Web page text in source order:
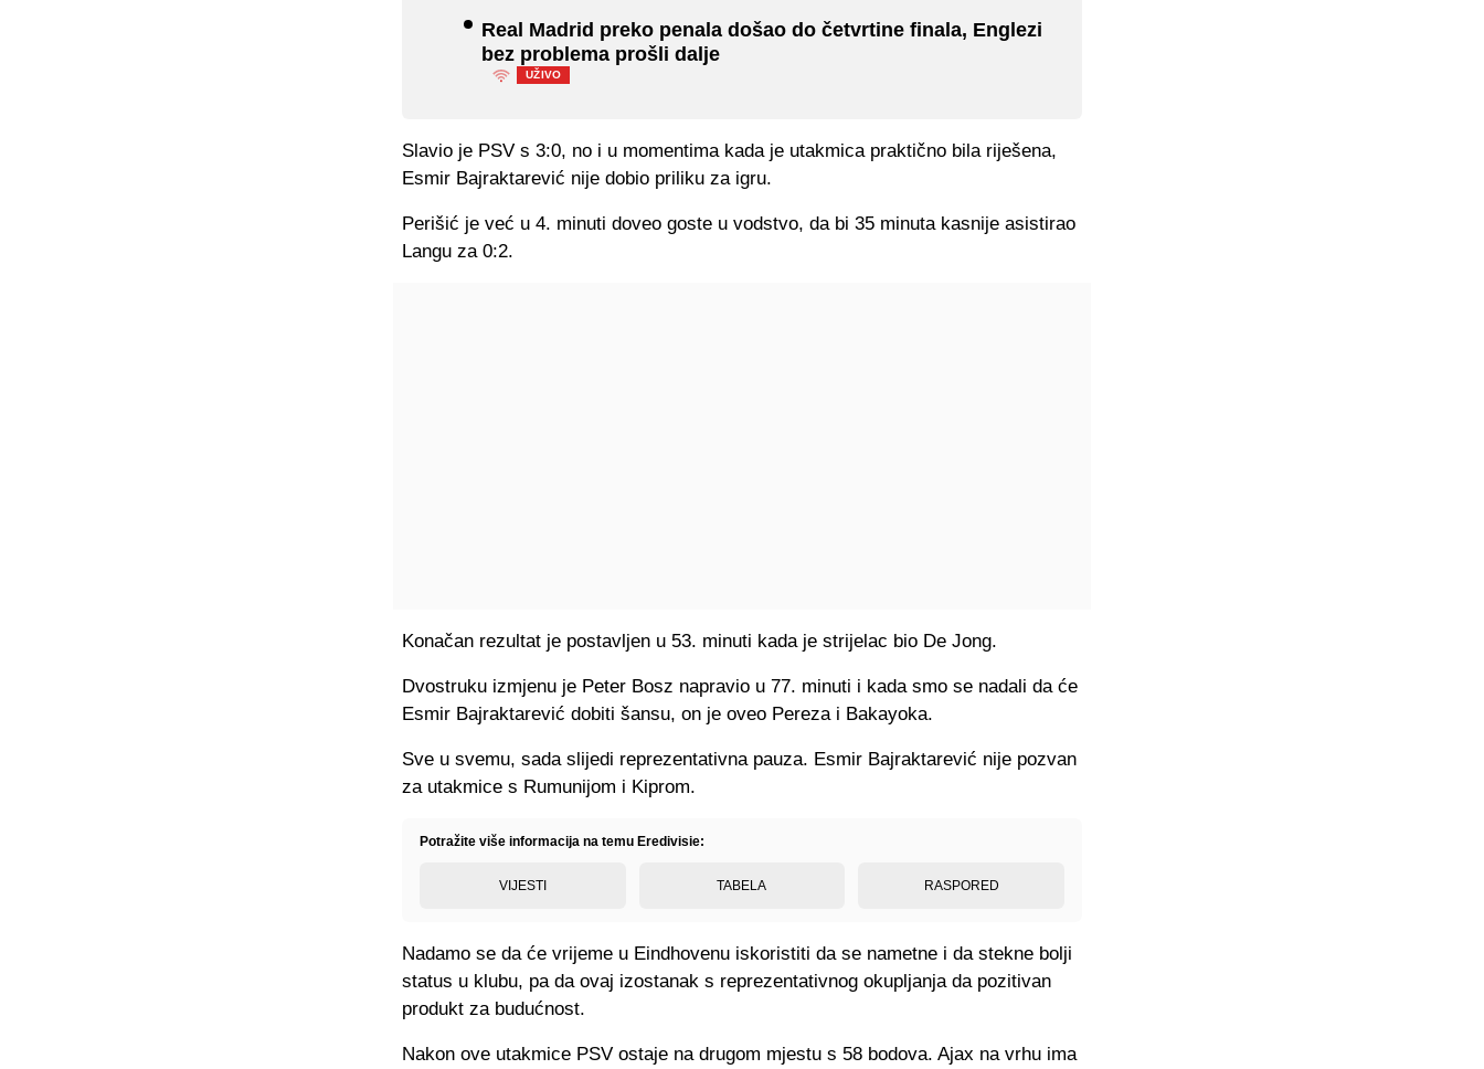
Real Madrid preko penala došao do četvrtine finala, Englezi
bez problema prošli dalje
UŽIVO
Slavio je PSV s 3:0, no i u momentima kada je utakmica praktično bila riješena,
Esmir Bajraktarević nije dobio priliku za igru.
Perišić je već u 4. minuti doveo goste u vodstvo, da bi 35 minuta kasnije asistirao
Langu za 0:2.
Konačan rezultat je postavljen u 53. minuti kada je strijelac bio De Jong.
Dvostruku izmjenu je Peter Bosz napravio u 77. minuti i kada smo se nadali da će
Esmir Bajraktarević dobiti šansu, on je oveo Pereza i Bakayoka.
Sve u svemu, sada slijedi reprezentativna pauza. Esmir Bajraktarević nije pozvan
za utakmice s Rumunijom i Kiprom.
Potražite više informacija na temu Eredivisie:
VIJESTI TABELA RASPORED
Nadamo se da će vrijeme u Eindhovenu iskoristiti da se nametne i da stekne bolji
status u klubu, pa da ovaj izostanak s reprezentativnog okupljanja da pozitivan
produkt za budućnost.
Nakon ove utakmice PSV ostaje na drugom mjestu s 58 bodova. Ajax na vrhu ima